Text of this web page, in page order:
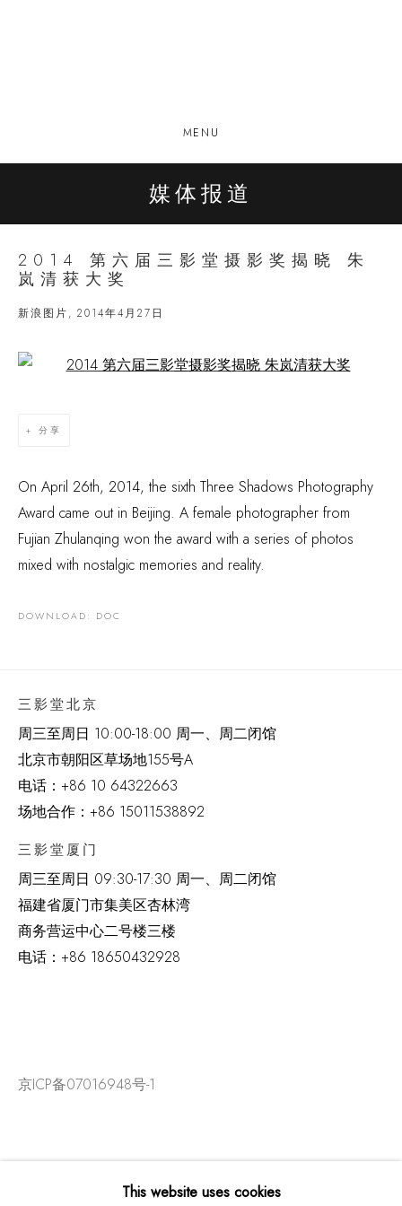
MENU
媒体报道
2014 第六届三影堂摄影奖揭晓 朱
岚清获大奖
新浪图片, 2014年4月27日
Open a larger version of the following image in a popup:
分享
On April 26th, 2014, the sixth Three Shadows Photography
Award came out in Beijing. A female photographer from
Fujian Zhulanqing won the award with a series of photos
mixed with nostalgic memories and reality.
DOWNLOAD: DOC
三影堂北京
周三至周日 10:00-18:00 周一、周二闭馆
北京市朝阳区草场地155号A
电话： +86 10 64322663
场地合作：+86 15011538892
三影堂厦门
周三至周日 09:30-17:30 周一、周二闭馆
福建省厦门市集美区杏林湾
商务营运中心二号楼三楼
电话： +86 18650432928
京ICP备07016948号-1
This website uses cookies